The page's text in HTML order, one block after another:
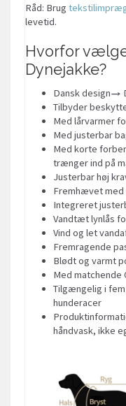
Råd: Brug
levetid.
Hvorfor
Dynejakke?
Dansk design→
Tilbyder
Med lårvarmer
Med justerbar
Med korte
trænger ind på
Justerbar høj
Fremhævet
Integreret
Vandtæt lynlås
Vind og let
Fremragende
Blødt og varmt
Med
Tilgængelig i
hunderacer
håndvask, ikke